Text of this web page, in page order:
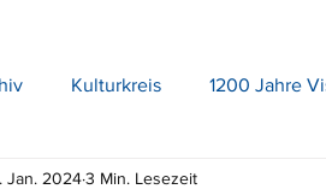
Kulturkreis 1200 Jahre
Jan. 20243 Min. Lesezeit